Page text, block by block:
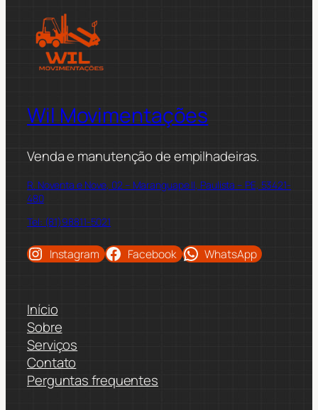
Wil Movimentações
Venda e manutenção de empilhadeiras.
R. Noventa e Nove, 02 – Maranguape II, Paulista – PE, 53421-
480
Tel: (81)98811-5021
Instagram Facebook WhatsApp
Início
Sobre
Serviços
Contato
Perguntas frequentes